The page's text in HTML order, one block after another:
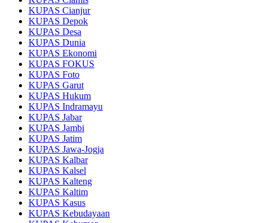
KUPAS Cianjur
KUPAS Depok
KUPAS Desa
KUPAS Dunia
KUPAS Ekonomi
KUPAS FOKUS
KUPAS Foto
KUPAS Garut
KUPAS Hukum
KUPAS Indramayu
KUPAS Jabar
KUPAS Jambi
KUPAS Jatim
KUPAS Jawa-Jogja
KUPAS Kalbar
KUPAS Kalsel
KUPAS Kalteng
KUPAS Kaltim
KUPAS Kasus
KUPAS Kebudayaan